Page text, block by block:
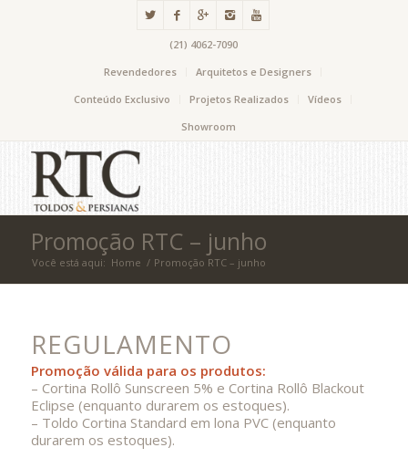
(21) 4062-7090
Revendedores
Arquitetos e Designers
Conteúdo Exclusivo
Projetos Realizados
Vídeos
Showroom
Promoção RTC – junho
Você está aqui: Home / Promoção RTC – junho
REGULAMENTO
Promoção válida para os produtos:
– Cortina Rollô Sunscreen 5% e Cortina Rollô Blackout
Eclipse (enquanto durarem os estoques).
– Toldo Cortina Standard em lona PVC (enquanto
durarem os estoques).